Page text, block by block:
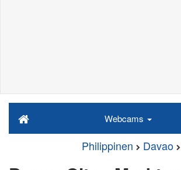
Webcams
Philippinen Davao